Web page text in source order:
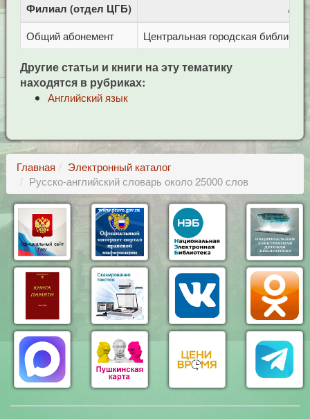
Филиал (отдел ЦГБ)
Общий абонемент Центральная городская
Другие статьи и книги на эту тематику
находятся в рубриках:
Английский язык
Главная
Электронный каталог
Русско-английский словарь около 25000 слов